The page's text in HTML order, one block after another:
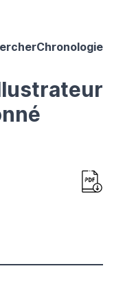
Chronologie